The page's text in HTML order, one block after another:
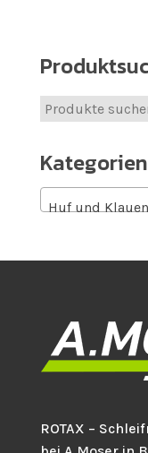
Suche
nach:
Kategorien
Huf und
ROTAX –